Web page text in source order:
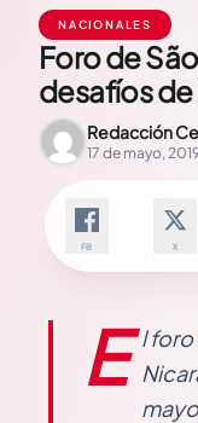
NACIONALES
Foro de
desafíos
Redacción
17 de mayo,
FB X
E l foro